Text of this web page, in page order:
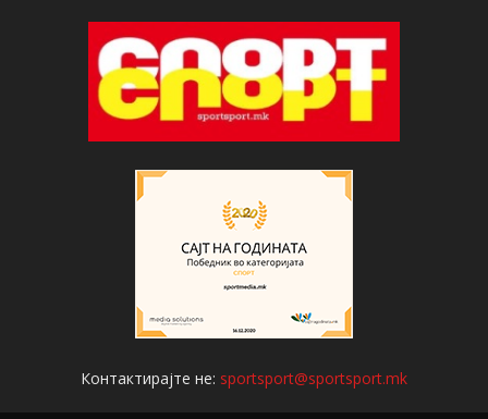
Контактирајте не: sportsport@sportsport.mk